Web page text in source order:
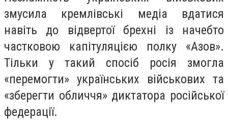
змусила кремлівські медіа вдатися
навіть до відвертої брехні із начебто
частковою капітуляцією полку «Азов».
Тільки у такий спосіб росія змогла
«перемогти» українських військових та
«зберегти обличчя» диктатора російської
федерації.